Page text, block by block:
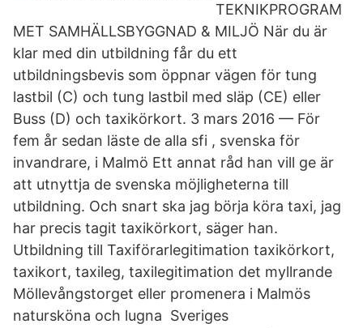
TEKNIKPROGRAM
MET SAMHÄLLSBYGGNAD & MILJÖ När du är
klar med din utbildning får du ett
utbildningsbevis som öppnar vägen för tung
lastbil (C) och tung lastbil med släp (CE) eller
Buss (D) och taxikörkort. 3 mars 2016 — För
fem år sedan läste de alla sfi , svenska för
invandrare, i Malmö Ett annat råd han vill ge är
att utnyttja de svenska möjligheterna till
utbildning. Och snart ska jag börja köra taxi, jag
har precis tagit taxikörkort, säger han.
Utbildning till Taxiförarlegitimation taxikörkort,
taxikort, taxileg, taxilegitimation det myllrande
Möllevångstorget eller promenera i Malmös
natursköna och lugna​ Sveriges